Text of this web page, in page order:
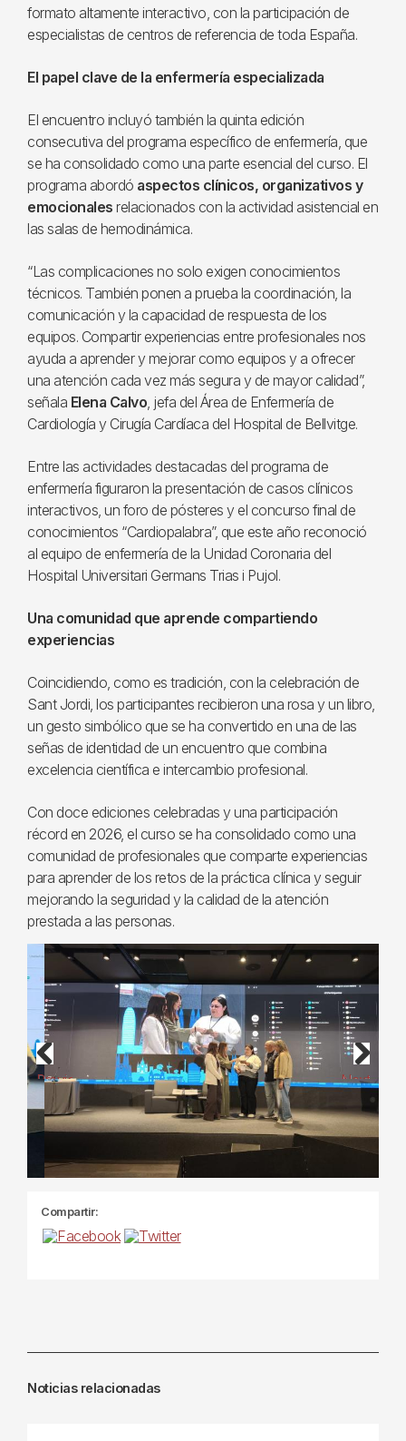
formato altamente interactivo, con la participación de
especialistas de centros de referencia de toda España.
El papel clave de la enfermería especializada
El encuentro incluyó también la quinta edición
consecutiva del programa específico de enfermería, que
se ha consolidado como una parte esencial del curso. El
programa abordó aspectos clínicos, organizativos y
emocionales relacionados con la actividad asistencial en
las salas de hemodinámica.
“Las complicaciones no solo exigen conocimientos
técnicos. También ponen a prueba la coordinación, la
comunicación y la capacidad de respuesta de los
equipos. Compartir experiencias entre profesionales nos
ayuda a aprender y mejorar como equipos y a ofrecer
una atención cada vez más segura y de mayor calidad”,
señala Elena Calvo, jefa del Área de Enfermería de
Cardiología y Cirugía Cardíaca del Hospital de Bellvitge.
Entre las actividades destacadas del programa de
enfermería figuraron la presentación de casos clínicos
interactivos, un foro de pósteres y el concurso final de
conocimientos “Cardiopalabra”, que este año reconoció
al equipo de enfermería de la Unidad Coronaria del
Hospital Universitari Germans Trias i Pujol.
Una comunidad que aprende compartiendo
experiencias
Coincidiendo, como es tradición, con la celebración de
Sant Jordi, los participantes recibieron una rosa y un libro,
un gesto simbólico que se ha convertido en una de las
señas de identidad de un encuentro que combina
excelencia científica e intercambio profesional.
Con doce ediciones celebradas y una participación
récord en 2026, el curso se ha consolidado como una
comunidad de profesionales que comparte experiencias
para aprender de los retos de la práctica clínica y seguir
mejorando la seguridad y la calidad de la atención
prestada a las personas.
Previous Next
Compartir:
Noticias relacionadas